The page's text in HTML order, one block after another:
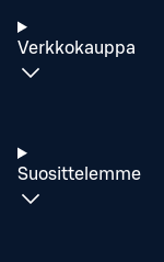
Verkkokauppa
Suosittelemme